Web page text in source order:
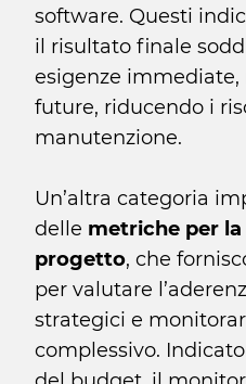
software. Questi
il risultato finale
esigenze
future, riducendo i
manutenzione.
Un’altra categoria
delle metriche per la
progetto, che
per valutare
strategici e
complessivo.